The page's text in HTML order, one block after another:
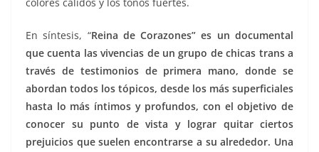
En síntesis, “Reina de Corazones” es un documental
que cuenta las vivencias de un grupo de chicas trans a
través de testimonios de primera mano, donde se
abordan todos los tópicos, desde los más superficiales
hasta lo más íntimos y profundos, con el objetivo de
conocer su punto de vista y lograr quitar ciertos
prejuicios que suelen encontrarse a su alrededor. Una